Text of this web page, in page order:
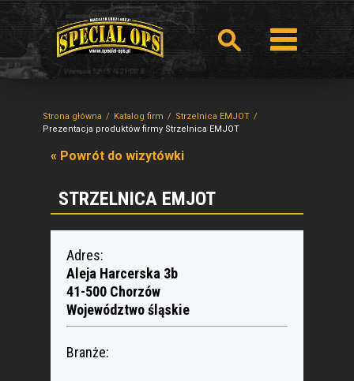
Strona główna Katalog firm
Strzelnica EMJOT
Prezentacja produktów firmy Strzelnica EMJOT
« Powrót do wizytówki
STRZELNICA EMJOT
Adres:
Aleja Harcerska 3b
41-500 Chorzów
Województwo śląskie
Branże: